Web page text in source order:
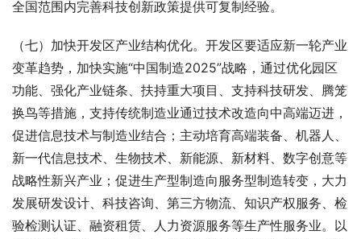
全国范围内完善科技创新政策提供可复制经验。
（七）加快开发区产业结构优化。开发区要适应新一轮产业
变革趋势，加快实施“中国制造2025”战略，通过优化园区
功能、强化产业链条、扶持重大项目、支持科技研发、腾笼
换鸟等措施，支持传统制造业通过技术改造向中高端迈进，
促进信息技术与制造业结合；主动培育高端装备、机器人、
新一代信息技术、生物技术、新能源、新材料、数字创意等
战略性新兴产业；促进生产型制造向服务型制造转变，大力
发展研发设计、科技咨询、第三方物流、知识产权服务、检
验检测认证、融资租赁、人力资源服务等生产性服务业。以